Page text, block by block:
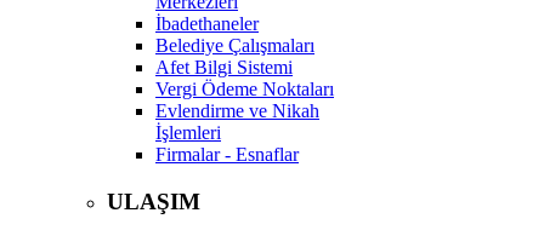
İbadethaneler
Belediye Çalışmaları
Afet Bilgi Sistemi
Vergi Ödeme Noktaları
Evlendirme ve Nikah
İşlemleri
Firmalar - Esnaflar
ULAŞIM